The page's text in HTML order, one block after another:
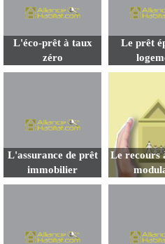
L'éco-prêt à taux
zéro
Le prêt
L'assurance de prêt
immobilier
Le recours